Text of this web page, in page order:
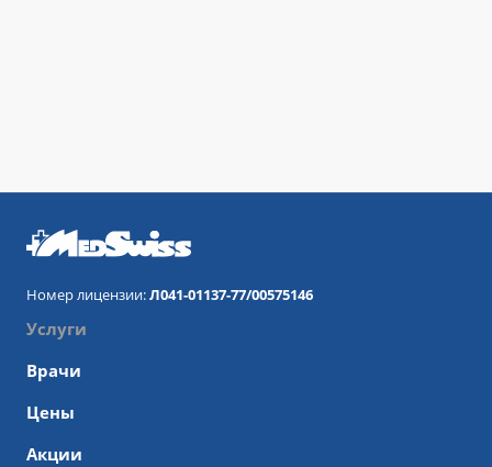
Номер лицензии:Л041-01137-77/00575146
Услуги
Врачи
Цены
Акции